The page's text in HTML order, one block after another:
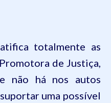
totalmente as
de Justiça,
não há nos autos
uma possível